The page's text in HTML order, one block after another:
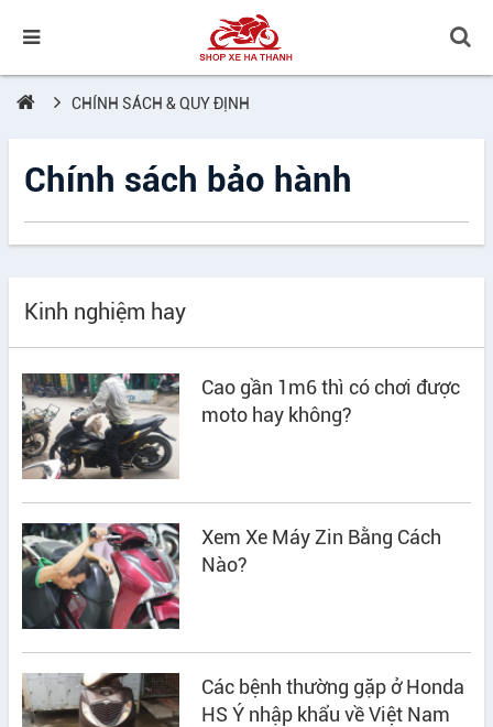
CHÍNH SÁCH & QUY ĐỊNH
Chính sách bảo hành
Kinh nghiệm hay
Cao gần 1m6 thì có chơi được
moto hay không?
Xem Xe Máy Zin Bằng Cách
Nào?
Các bệnh thường gặp ở Honda
HS Ý nhập khẩu về Việt Nam